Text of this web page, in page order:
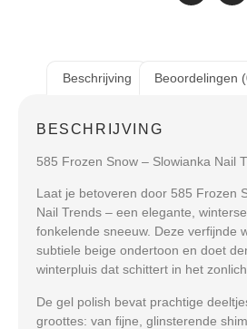
Beschrijving Beoordelingen
BESCHRIJVING
585 Frozen Snow – Slowianka Nail
Laat je betoveren door 585 Frozen
Nail Trends – een elegante,
fonkelende sneeuw. Deze verfijnde
subtiele beige ondertoon en doet
winterpluis dat schittert in het
De gel polish bevat prachtige
groottes: van fijne, glinsterende